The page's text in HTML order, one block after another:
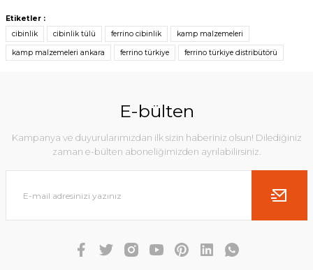
Etiketler :
cibinlik
cibinlik tülü ferrino cibinlik kamp malzemeleri
kamp malzemeleri ankara ferrino türkiye ferrino türkiye distribütörü
E-bülten
Kampanya ve duyurularımızdan ilk sizin haberiniz olsun! Dilediğiniz
zaman e-bülten aboneliğimizden ayrılabilirsiniz.